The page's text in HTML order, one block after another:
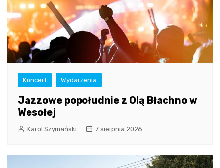
Koncert Wydarzenia
Jazzowe popołudnie z Olą Błachno w
Wesołej
Karol Szymański 7 sierpnia 2026